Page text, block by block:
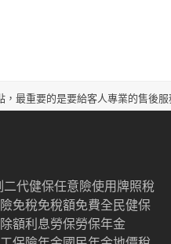
最重要的是要給客人專業的售後服
二代健保任意險使用牌照稅
免稅免稅額免費全民健保
額利息勞保勞保年金